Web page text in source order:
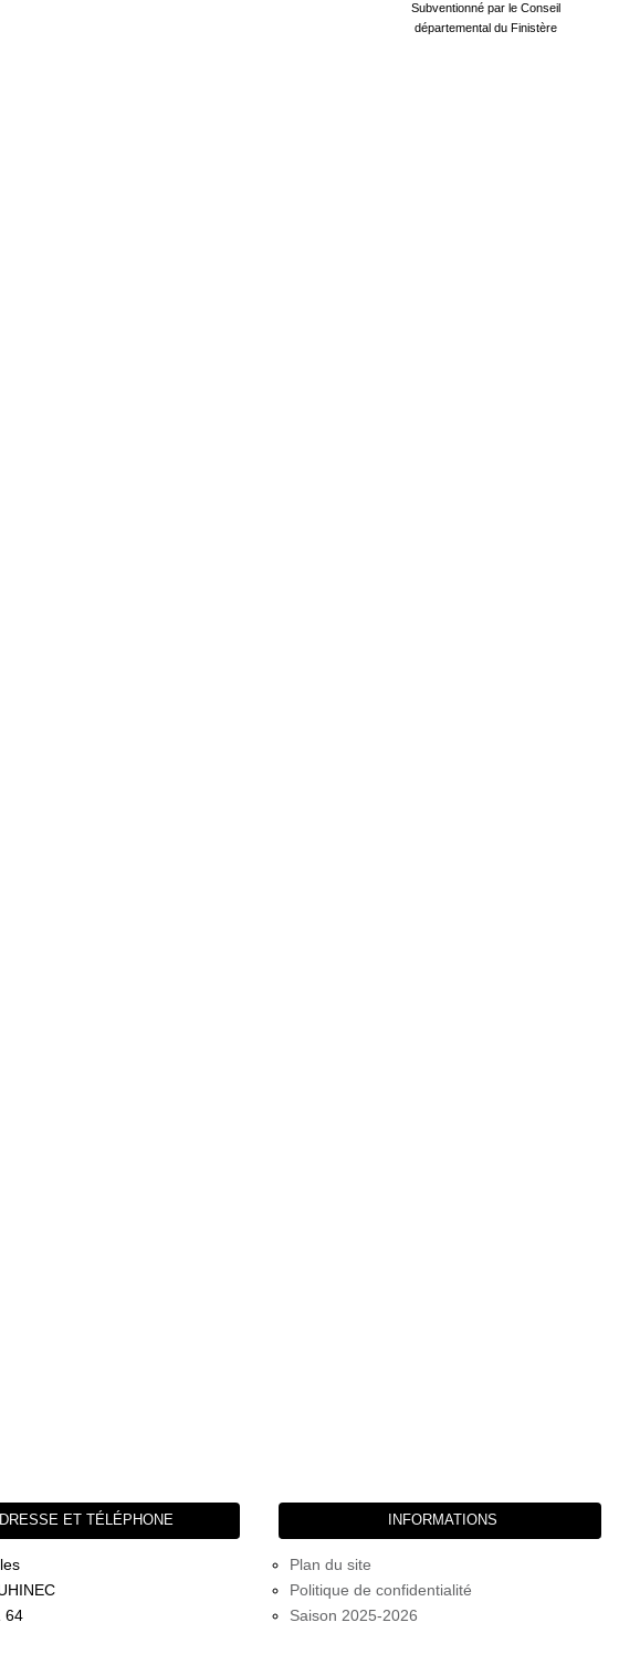
Subventionné par le Conseil
départemental du Finistère
ET TÉLÉPHONE
64
INFORMATIONS
Plan du site
Politique de confidentialité
Saison 2025-2026